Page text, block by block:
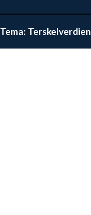
Tema: Terskelverdien